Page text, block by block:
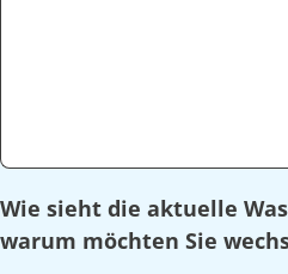
Wie sieht die aktuelle
warum möchten Sie